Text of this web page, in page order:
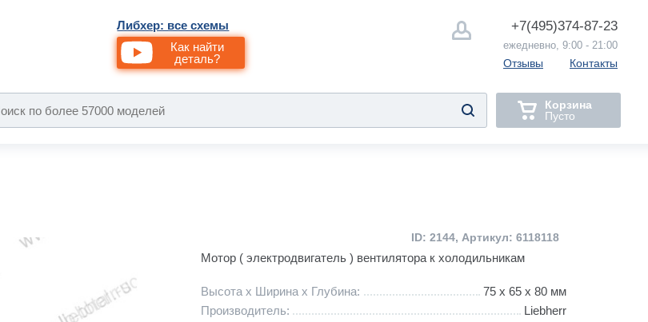
Либхер: все схемы
Как найти
деталь?
+7(495)374-87-23
ежедневно, 9:00 - 21:00
Отзывы Контакты
Корзина
Пусто
ID: 2144, Артикул: 6118118
Мотор ( электродвигатель ) вентилятора к холодильникам
Высота х Ширина х Глубина:
75 х 65 x 80 мм
Производитель:
Liebherr